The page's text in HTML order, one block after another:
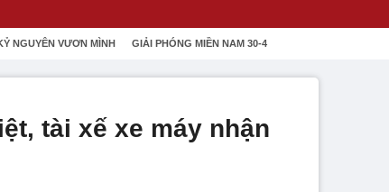
NGUYÊN VƯƠN MÌNH GIẢI PHÓNG MIỀN NAM 30-4
tài xế xe máy nhận